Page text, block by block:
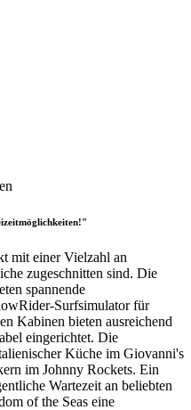
mit einer Vielzahl an
zugeschnitten sind. Die
spannende
Surfsimulator für
Kabinen bieten ausreichend
eingerichtet. Die
Küche im Giovanni's
im Johnny Rockets. Ein
Wartezeit an beliebten
of the Seas eine